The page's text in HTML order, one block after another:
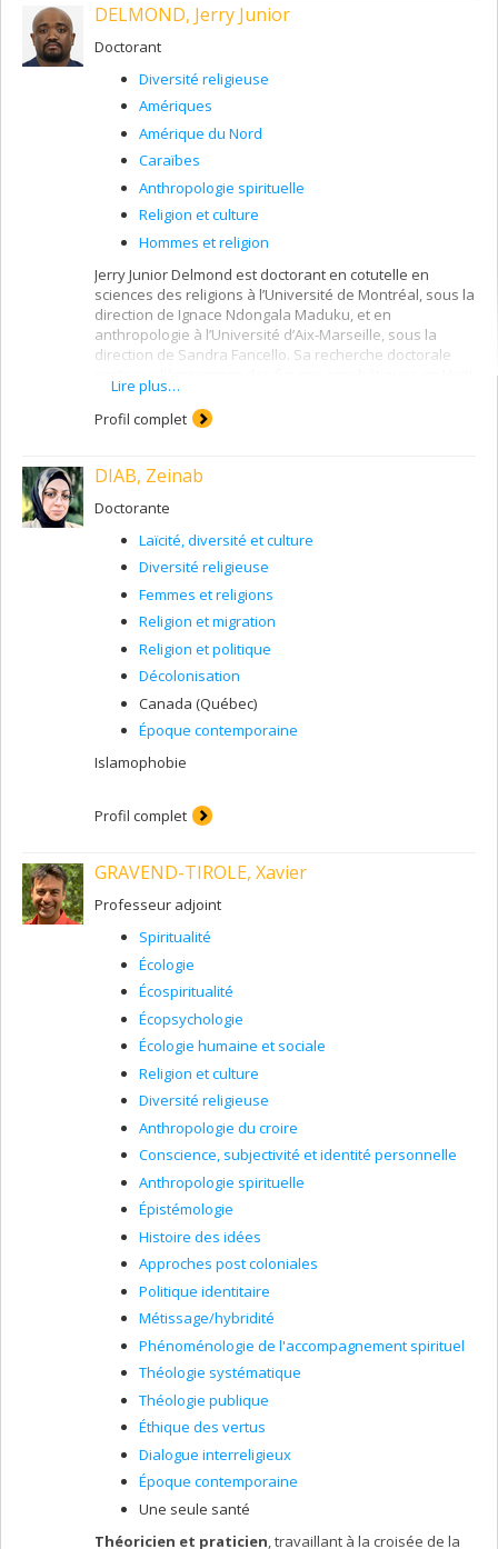
certains détenus qui ont « pris refuge » dans le
cette religion. Elle situe ainsi les modèles de
subjectivation religieuse aux croisements des
dimensions relationnelles du sujet et de l’expérience
d’incarcération.
DELMOND, Jerry Junior
Doctorant
Diversité religieuse
Amériques
Amérique du Nord
Caraïbes
Anthropologie spirituelle
Religion et culture
Hommes et religion
Jerry Junior Delmond est doctorant en cotutelle en
sciences des religions à l’Université de Montréal, sous la
direction de Ignace Ndongala Maduku, et en
anthropologie à l’Université d’Aix-Marseille, sous la
direction de Sandra Fancello. Sa recherche doctorale
dans laquelle il compare la glossolalie et la possession.
Diplômé d’une maîtrise en gestion du patrimoine culturel
en Égypte, il a rédigé un mémoire sur le vaudou et le
d’Haïti.
Lire plus…
Profil complet
DIAB, Zeinab
Doctorante
Laïcité, diversité et culture
Diversité religieuse
Femmes et religions
Religion et migration
Religion et politique
Décolonisation
Canada (Québec)
Époque contemporaine
Islamophobie
Profil complet
GRAVEND-TIROLE, Xavier
Professeur adjoint
Spiritualité
Écologie
Écospiritualité
Écopsychologie
Écologie humaine et sociale
Religion et culture
Diversité religieuse
Anthropologie du croire
Conscience, subjectivité et identité personnelle
Anthropologie spirituelle
Épistémologie
Histoire des idées
Approches post coloniales
Politique identitaire
Métissage/hybridité
Phénoménologie de l'accompagnement spirituel
Théologie systématique
Théologie publique
Éthique des vertus
Dialogue interreligieux
Époque contemporaine
Une seule santé
Théoricien et praticien , travaillant à la croisée de la